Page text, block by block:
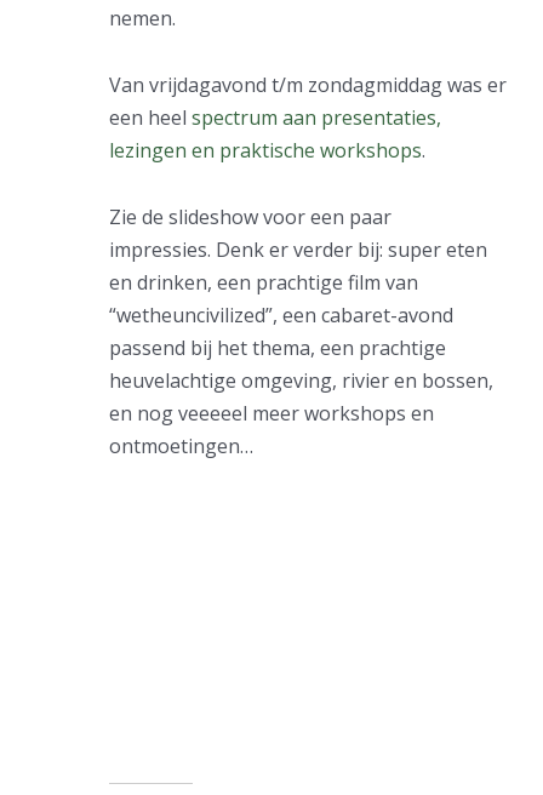
nemen.
Van vrijdagavond t/m zondagmiddag was er
een heel spectrum aan presentaties,
lezingen en praktische workshops.
Zie de slideshow voor een paar
impressies. Denk er verder bij: super eten
en drinken, een prachtige film van
“wetheuncivilized”, een cabaret-avond
passend bij het thema, een prachtige
heuvelachtige omgeving, rivier en bossen,
en nog veeeeel meer workshops en
ontmoetingen…